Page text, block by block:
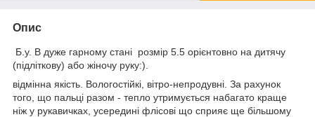
Опис
Б.у. В дуже гарному стані розмір 5.5 орієнтовно на дитячу
(підліткову) або жіночу руку:).
відмінна якість. Вологостійкі, вітро-непродувні. За рахунок
того, що пальці разом - тепло утримується набагато краще
ніж у рукавичках, усередині флісові що сприяє ще більшому